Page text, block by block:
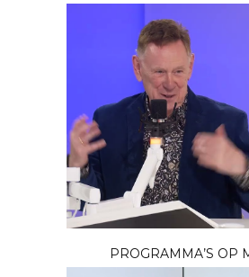
PROGRAMMA’S OP